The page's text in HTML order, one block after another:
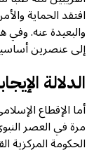
افتقد الحماية
والبعيدة عنه. وفي
إلى عنصرين
الدلالة
أما الإقطاع
مرة في العصر
الحكومة المركزية